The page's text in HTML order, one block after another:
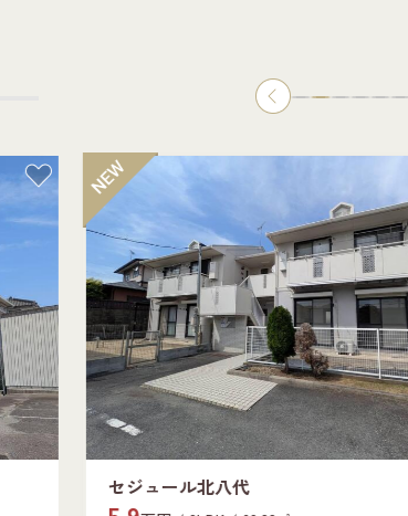
アルファステイツ城乾南新在家